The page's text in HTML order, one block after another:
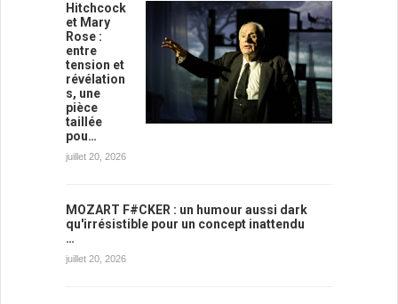
Hitchcock
et Mary
Rose :
entre
tension et
révélation
s, une
pièce
taillée
pou…
juillet 20, 2026
MOZART F#CKER : un humour aussi dark
qu'irrésistible pour un concept inattendu
…
juillet 20, 2026